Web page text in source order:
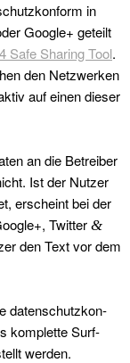
in
Google+ geteilt
Safe Shar­ing Tool.
den Net­zw­erken
auf einen dieser
an die Betreiber
Ist der Nutzer
erscheint bei der
Twit­ter &
den Text vor dem
daten­schutzkon­
kom­plette Surf-
wer­den.